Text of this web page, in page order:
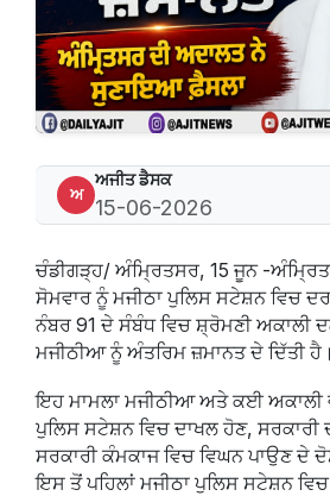
ਅ
ਅਜੀਤ ਡੈਸਕ
15-06-2026
ਚੰਡੀਗੜ੍ਹ/ ਅੰਮ੍ਰਿਤਸਰ, 15 ਜੂਨ -
ਸੋਮਵਾਰ ਨੂੰ ਮਜੀਠਾ ਪੁਲਿਸ ਸਟੇਸ਼ਨ
ਨੰਬਰ 91 ਦੇ ਸੰਬੰਧ ਵਿਚ ਸ਼੍ਰੋਮਣੀ ਅਕਾਲੀ
ਮਜੀਠੀਆ ਨੂੰ ਅੰਤਰਿਮ ਜ਼ਮਾਨਤ ਦੇ ਦਿੱਤੀ ਹੈ।
ਇਹ ਮਾਮਲਾ ਮਜੀਠੀਆ ਅਤੇ ਕਈ ਅਕਾਲੀ
ਪੁਲਿਸ ਸਟੇਸ਼ਨ ਵਿਚ ਦਾਖਲ ਹੋਣ, ਸਰਕਾਰੀ
ਸਰਕਾਰੀ ਕੰਮਕਾਜ ਵਿਚ ਵਿਘਨ ਪਾਉਣ ਦੇ
ਇਸ ਤੋਂ ਪਹਿਲਾਂ ਮਜੀਠਾ ਪੁਲਿਸ ਸਟੇਸ਼ਨ